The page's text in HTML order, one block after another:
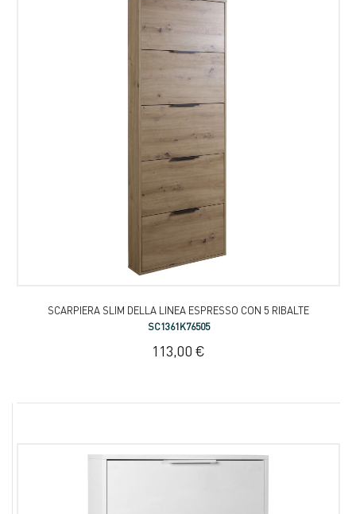
SCARPIERA SLIM DELLA LINEA ESPRESSO CON 5 RIBALTE
SC1361K76505
113,00 €